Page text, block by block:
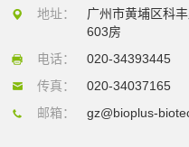
地址：
广州市黄埔区科
603房
电话：
020-34393445
传真：
020-34037165
邮箱：
gz@bioplus-